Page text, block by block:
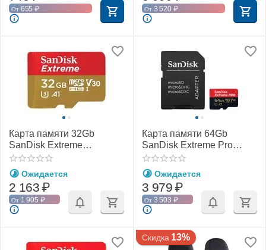
От 655 ₽ От 3 520 ₽
Карта памяти 32Gb
SanDisk Extreme
microSDHC Class 10
UHS-I U3 V30
Ожидается
2 163₽
От 1 905 ₽
Карта памяти 64Gb
SanDisk Extreme Pro
microSDXC Class 10
UHS-I U3 V30 A2
Ожидается
3 979₽
От 3 503 ₽
Скидка 13%